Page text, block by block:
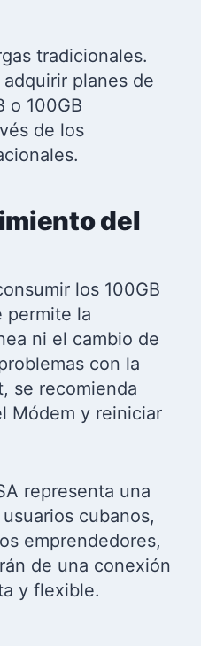
tradicionales.
planes de
o 100GB
de los
del
los 100GB
permite la
ni el cambio de
con la
se recomienda
Módem y reiniciar
representa una
cubanos,
emprendedores,
de una conexión
y flexible.